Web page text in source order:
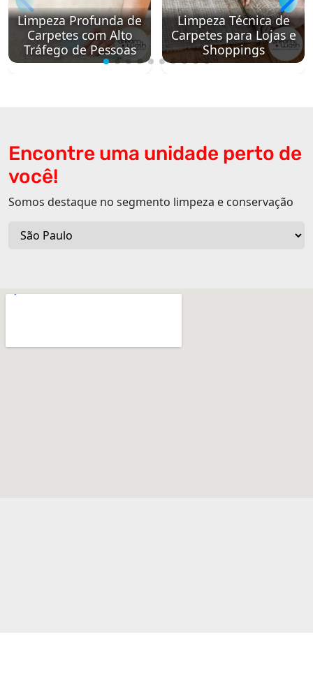
Limpeza Profunda de
Carpetes com Alto
Tráfego de Pessoas
Limpeza Técnica de
Carpetes para Lojas e
Shoppings
Encontre uma unidade perto de
você!
Somos destaque no segmento limpeza e conservação